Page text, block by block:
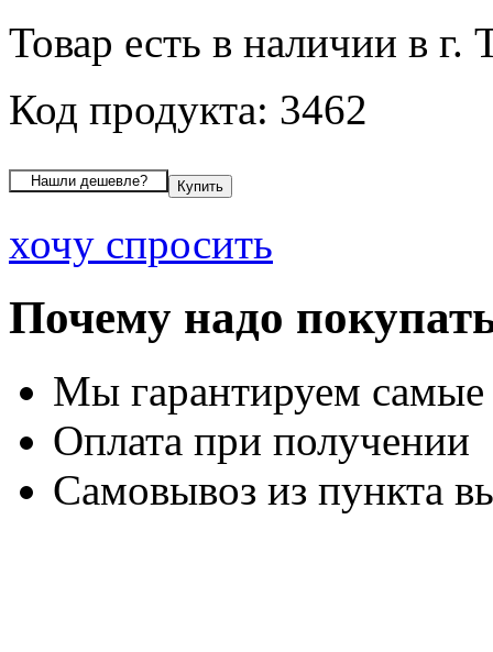
Товар есть в наличии в г.
Код продукта: 3462
хочу спросить
Почему надо
Мы гарантируем
Оплата при получении
Самовывоз из пункта